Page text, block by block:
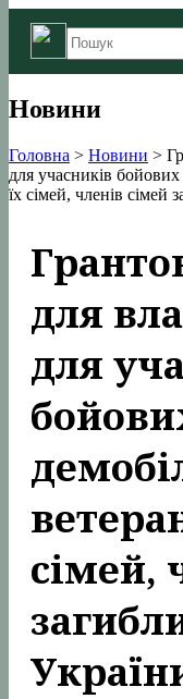
Новини
Головна > Новини >
для учасників бойових
їх сімей, членів сімей
для
для
сімей,